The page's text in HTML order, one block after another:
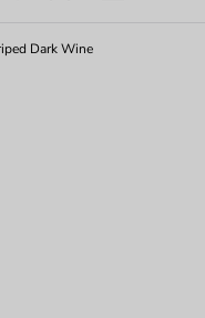
Dark Wine